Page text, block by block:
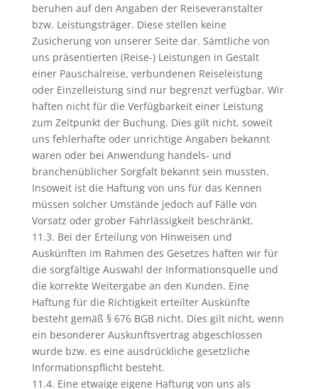
beruhen auf den Angaben der Reiseveranstalter
bzw. Leistungsträger. Diese stellen keine
Zusicherung von unserer Seite dar. Sämtliche von
uns präsentierten (Reise-) Leistungen in Gestalt
einer Pauschalreise, verbundenen Reiseleistung
oder Einzelleistung sind nur begrenzt verfügbar. Wir
haften nicht für die Verfügbarkeit einer Leistung
zum Zeitpunkt der Buchung. Dies gilt nicht, soweit
uns fehlerhafte oder unrichtige Angaben bekannt
waren oder bei Anwendung handels- und
branchenüblicher Sorgfalt bekannt sein mussten.
Insoweit ist die Haftung von uns für das Kennen
müssen solcher Umstände jedoch auf Fälle von
Vorsatz oder grober Fahrlässigkeit beschränkt.
11.3. Bei der Erteilung von Hinweisen und
Auskünften im Rahmen des Gesetzes haften wir für
die sorgfältige Auswahl der Informationsquelle und
die korrekte Weitergabe an den Kunden. Eine
Haftung für die Richtigkeit erteilter Auskünfte
besteht gemäß § 676 BGB nicht. Dies gilt nicht, wenn
ein besonderer Auskunftsvertrag abgeschlossen
wurde bzw. es eine ausdrückliche gesetzliche
Informationspflicht besteht.
11.4. Eine etwaige eigene Haftung von uns als